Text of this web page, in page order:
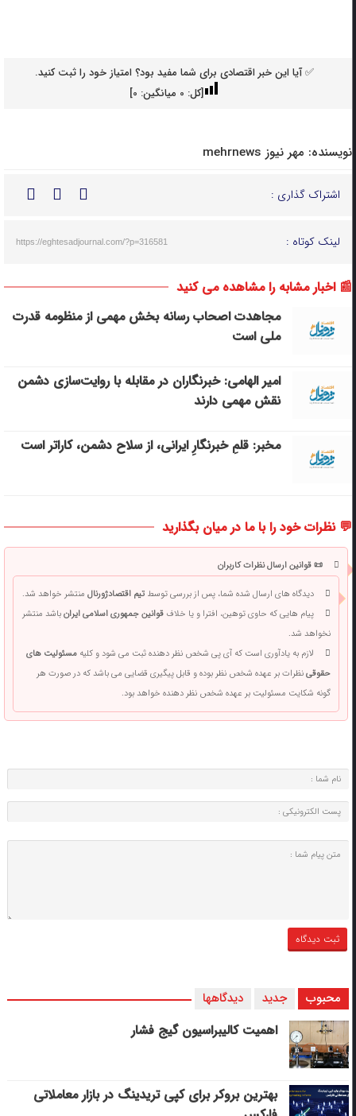
✅ آیا این خبر اقتصادی برای شما مفید بود؟ امتیاز خود را ثبت کنید.
[کل: 0میانگین: 0
]
نویسنده: مهر نیوز mehrnews
اشتراک گذاری :
لینک کوتاه : https://eghtesadjournal.com/?p=316581
📰 اخبار مشابه را مشاهده می کنید
مجاهدت اصحاب رسانه بخش مهمی از منظومه قدرت
ملی است
امیر الهامی: خبرنگاران در مقابله با روایت‌سازی دشمن
نقش مهمی دارند
مخبر: قلمِ خبرنگارِ ایرانی، از سلاح دشمن، کاراتر است
💬 نظرات خود را با ما در میان بگذارید
📜 قوانین ارسال نظرات کاربران
دیدگاه های ارسال شده شما، پس از بررسی توسطتیم اقتصادژورنالمنتشر خواهد شد.
پیام هایی که حاوی توهین، افترا و یا خلافقوانین جمهوری اسلامی ایرانباشد منتشر
نخواهد شد.
لازم به یادآوری است که آی پی شخص نظر دهنده ثبت می شود و کلیهمسئولیت های
حقوقینظرات بر عهده شخص نظر بوده و قابل پیگیری قضایی می باشد که در صورت هر
گونه شکایت مسئولیت بر عهده شخص نظر دهنده خواهد بود.
محبوب جدید دیدگاهها
اهمیت کالیبراسیون گیج فشار
بهترین بروکر برای کپی‌ تریدینگ در بازار معاملاتی